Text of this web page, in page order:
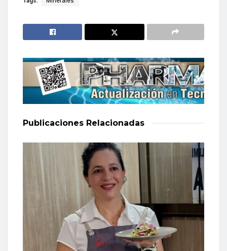
Publicaciones Relacionadas